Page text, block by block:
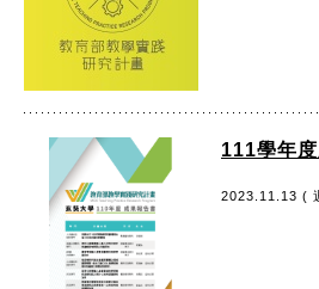
111學年
2023.11.13 (